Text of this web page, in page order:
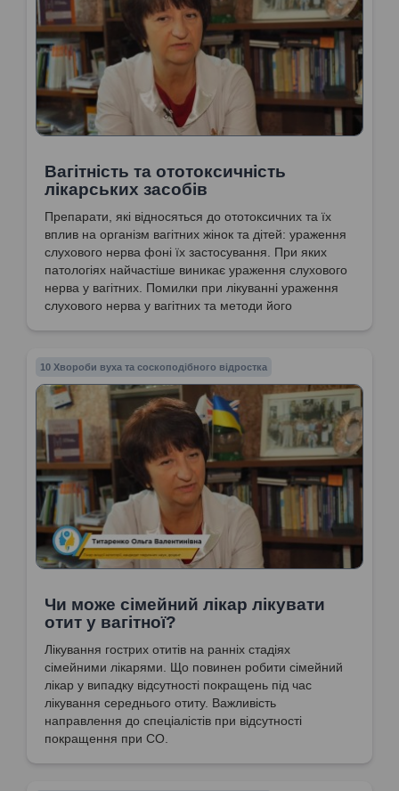
Вагітність та ототоксичність
лікарських засобів
Препарати, які відносяться до ототоксичних та їх
вплив на організм вагітних жінок та дітей: ураження
слухового нерва фоні їх застосування. При яких
патологіях найчастіше виникає ураження слухового
нерва у вагітних. Помилки при лікуванні ураження
слухового нерва у вагітних та методи його
10 Хвороби вуха та соскоподібного відростка
Чи може сімейний лікар лікувати
отит у вагітної?
Лікування гострих отитів на ранніх стадіях
сімейними лікарями. Що повинен робити сімейний
лікар у випадку відсутності покращень під час
лікування середнього отиту. Важливість
направлення до спеціалістів при відсутності
покращення при СО.